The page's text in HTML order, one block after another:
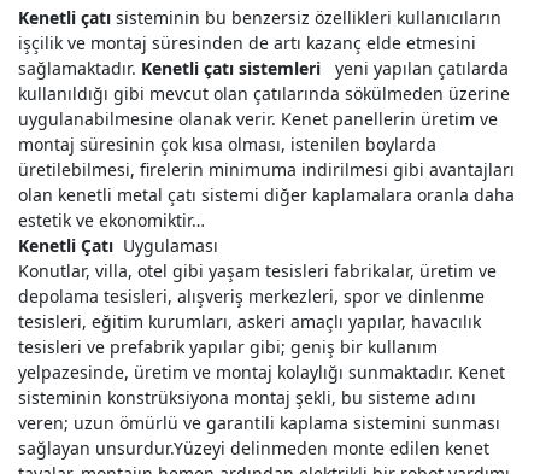
Kenetli çatı sisteminin bu benzersiz özellikleri kullanıcıların
işçilik ve montaj süresinden de artı kazanç elde etmesini
sağlamaktadır. Kenetli çatı sistemleri
yeni yapılan çatılarda
kullanıldığı gibi mevcut olan çatılarında sökülmeden üzerine
uygulanabilmesine olanak verir. Kenet panellerin üretim ve
montaj süresinin çok kısa olması, istenilen boylarda
üretilebilmesi, firelerin minimuma indirilmesi gibi avantajları
olan kenetli metal çatı sistemi diğer kaplamalara oranla daha
estetik ve ekonomiktir…
Kenetli Çatı Uygulaması
Konutlar, villa, otel gibi yaşam tesisleri fabrikalar, üretim ve
depolama tesisleri, alışveriş merkezleri, spor ve dinlenme
tesisleri, eğitim kurumları, askeri amaçlı yapılar, havacılık
tesisleri ve prefabrik yapılar gibi; geniş bir kullanım
yelpazesinde, üretim ve montaj kolaylığı sunmaktadır. Kenet
sisteminin konstrüksiyona montaj şekli, bu sisteme adını
veren; uzun ömürlü ve garantili kaplama sistemini sunması
sağlayan unsurdur.Yüzeyi delinmeden monte edilen kenet